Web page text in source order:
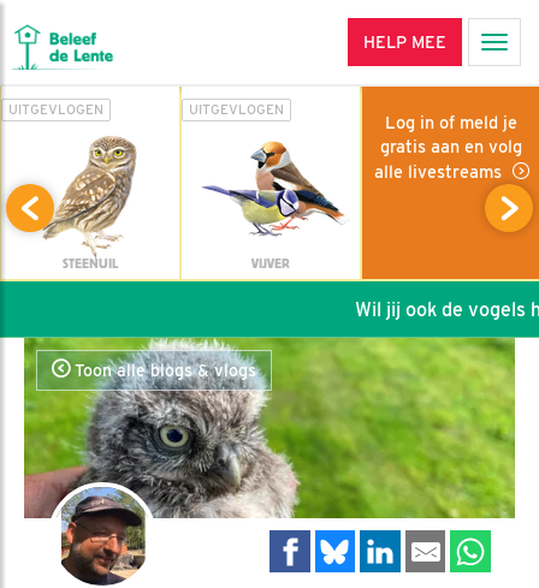
HELP MEE
UITGEVLOGEN
STEENUIL
UITGEVLOGEN
VIJVER
Log in of meld je
gratis aan en volg
alle livestreams
Wil jij ook de vogels
Toon alle blogs & vlogs